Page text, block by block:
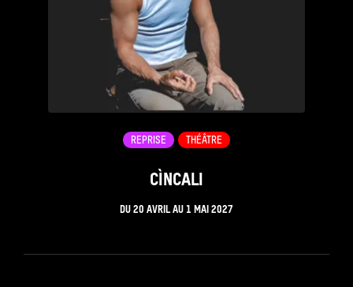
CÌNCALI
DU 20 AVRILAU 1 MAI 2027
REPRISE THÉÂTRE